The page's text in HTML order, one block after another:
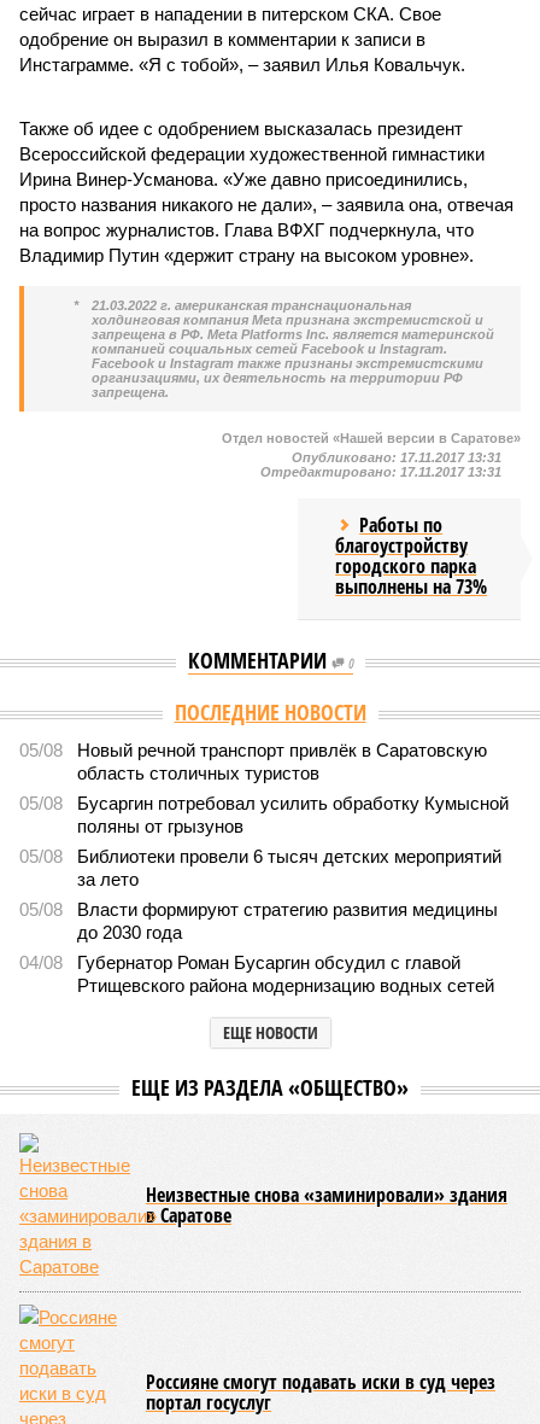
сейчас играет в нападении в питерском СКА. Свое
одобрение он выразил в комментарии к записи в
Инстаграмме. «Я с тобой», – заявил Илья Ковальчук.
Также об идее с одобрением высказалась президент
Всероссийской федерации художественной гимнастики
Ирина Винер-Усманова. «Уже давно присоединились,
просто названия никакого не дали», – заявила она, отвечая
на вопрос журналистов. Глава ВФХГ подчеркнула, что
Владимир Путин «держит страну на высоком уровне».
*
21.03.2022 г. американская транснациональная
холдинговая компания Meta признана экстремистской и
запрещена в РФ. Meta Platforms Inc. является материнской
компанией социальных сетей Facebook и Instagram.
Facebook и Instagram также признаны экстремистскими
организациями, их деятельность на территории РФ
запрещена.
Отдел новостей «Нашей версии в Саратове»
Опубликовано: 17.11.2017 13:31
Отредактировано: 17.11.2017 13:31
Работы по
благоустройству
городского парка
выполнены на 73%
КОММЕНТАРИИ 0
ПОСЛЕДНИЕ НОВОСТИ
05/08
Новый речной транспорт привлёк в Саратовскую
область столичных туристов
05/08
Бусаргин потребовал усилить обработку Кумысной
поляны от грызунов
05/08
Библиотеки провели 6 тысяч детских мероприятий
за лето
05/08
Власти формируют стратегию развития медицины
до 2030 года
04/08
Губернатор Роман Бусаргин обсудил с главой
Ртищевского района модернизацию водных сетей
ЕЩЕ НОВОСТИ
ЕЩЕ ИЗ РАЗДЕЛА «ОБЩЕСТВО»
Неизвестные снова «заминировали» здания
в Саратове
Россияне смогут подавать иски в суд через
портал госуслуг